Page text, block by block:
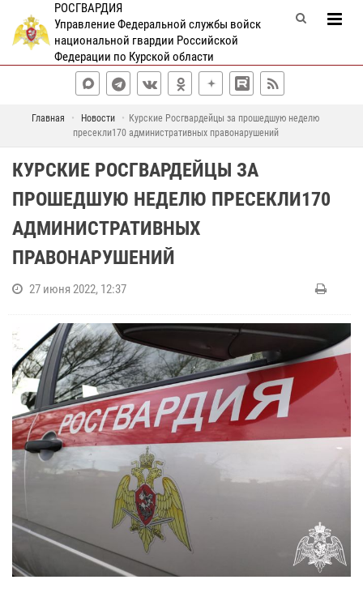
РОСГВАРДИЯ
Управление Федеральной службы войск
национальной гвардии Российской
Федерации по Курской области
Главная Новости
Курские Росгвардейцы за прошедшую неделю
пресекли170 административных правонарушений
КУРСКИЕ РОСГВАРДЕЙЦЫ ЗА
ПРОШЕДШУЮ НЕДЕЛЮ ПРЕСЕКЛИ170
АДМИНИСТРАТИВНЫХ
ПРАВОНАРУШЕНИЙ
27 июня 2022, 12:37